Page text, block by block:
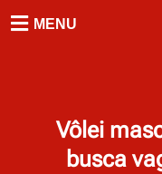
para
MENU
Vôlei
busca